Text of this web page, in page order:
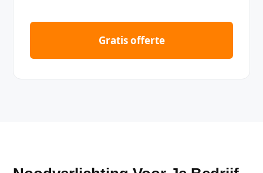
Gratis offerte